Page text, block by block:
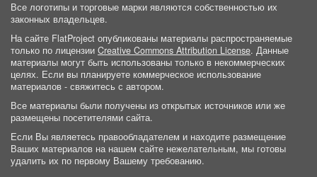
Все логотипы и торговые марки являются собственностью их
законных владельцев.
На сайте FlatProject опубликованы материалы распространяемые
только по лицензии Creative Commons Attribution License. Данные
материалы могут быть использованы только в некоммерческих
целях. Если вы планируете коммерческое использование
материалов - свяжитесь с автором.
Все материалы были получены из открытых источников или же
размещены посетителями сайта.
Если Вы являетесь правообладателем и находите размещение
Ваших материалов на нашем сайте нежелательным, мы готовы
удалить их по первому Вашему требованию.